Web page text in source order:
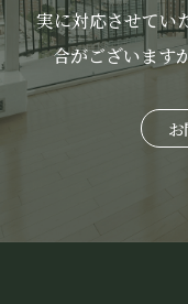
実に対応させてい
合がございます